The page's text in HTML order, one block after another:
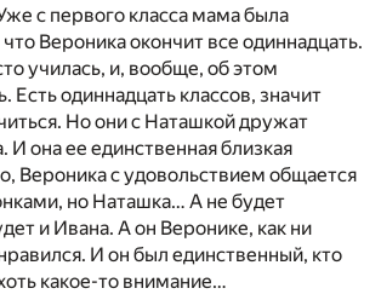
с первого класса мама была
Вероника окончит все одиннадцать.
училась, и, вообще, об этом
Есть одиннадцать классов, значит
Но они с Наташкой дружат
И она ее единственная близкая
Вероника с удовольствием общается
но Наташка… А не будет
и Ивана. А он Веронике, как ни
И он был единственный, кто
какое-то внимание…